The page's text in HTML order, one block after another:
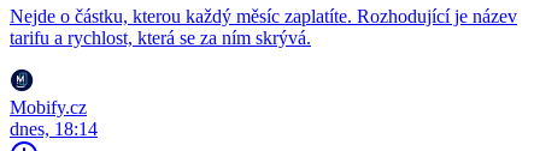
Nejde o částku, kterou každý měsíc zaplatíte. Rozhodující je název
tarifu a rychlost, která se za ním skrývá.
Mobify.cz
dnes, 18:14